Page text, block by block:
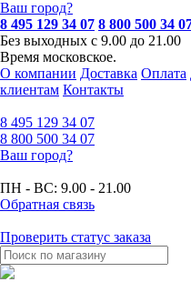
Ваш город?
8 495 129 34 07 8 800 500 34
Без выходных с 9.00 до 21.00
Время московское.
О компании Доставка Оплата
клиентам Контакты
8 495 129 34 07
8 800 500 34 07
Ваш город?
ПН - ВС: 9.00 - 21.00
Обратная связь
Проверить статус заказа